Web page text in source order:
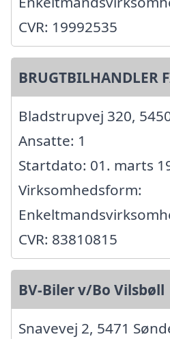
CVR: 19992535
BRUGTBILHANDLER
Bladstrupvej 320,
Ansatte: 1
Startdato: 01. marts
Virksomhedsform:
CVR: 83810815
BV-Biler v/Bo Vilsbøll
Snavevej 2, 5471